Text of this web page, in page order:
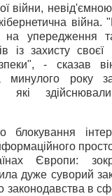
війни,
війна.
упередження
із захисту своєї
- сказав
минулого року
які здійснювали
Європи:
дуже суворий
законодавства в